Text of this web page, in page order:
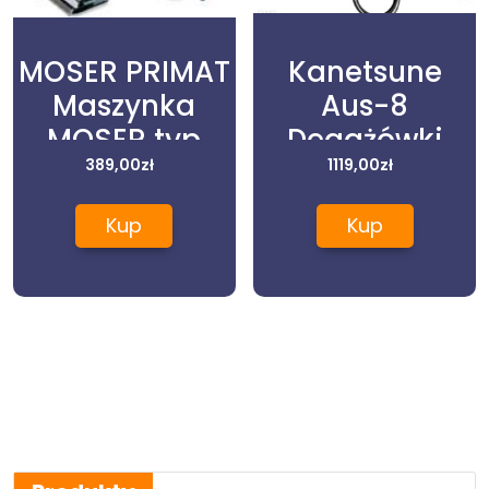
MOSER PRIMAT
Maszynka
MOSER typ
1230
389,00zł
Kup
Kanetsune
Aus-8
Degażówki
Nożyczki
Fryzjerskie
14cm
Seki
1119,00zł
Kup